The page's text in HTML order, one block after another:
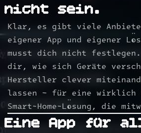
nicht sein.
Klar, es gibt viele
eigener App und eigener
musst dich nicht
dir, wie sich Geräte
Hersteller clever
lassen – für eine wirklich
Smart-Home-Lösung, die
Eine App für